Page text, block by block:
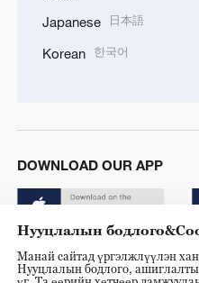
Japanese 日本語
Korean 한국어
DOWNLOAD OUR APP
Нууцлалын
Манай сайтад үргэлжлүүлэн
Нууцлалын бодлого,